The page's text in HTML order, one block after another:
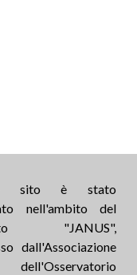
sito è stato
nell'ambito del
"JANUS",
dall'Associazione